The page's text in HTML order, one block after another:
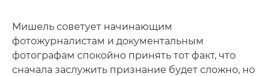
Мишель советует начинающим
фотожурналистам и документальным
фотографам спокойно принять тот факт, что
сначала заслужить признание будет сложно, но